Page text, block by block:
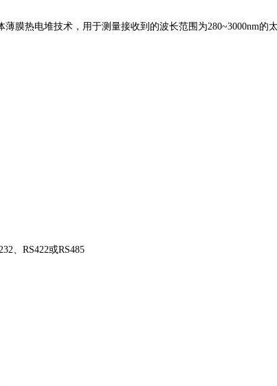
膜热电堆技术，用于测量接收到的波长范围为280~3000nm
、RS422或RS485